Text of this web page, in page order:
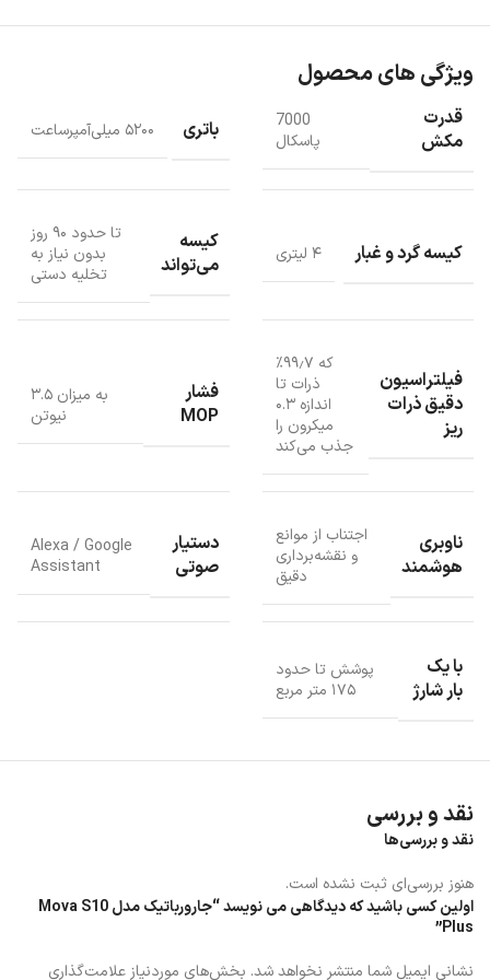
کیسه گرد و غبار با تخلیه خودکار
جارورباتیک Mova دارای کیسه گرد و غبار ۴ لیتری با تخلیه خودکار می‌باشد.
ویژگی «DualBoost 2.0» به پایه دستگاه اجازه می‌دهد تا پس از هر بار
جاروکشی، گرد و غبار را به کیسه ۴ لیتری منتقل کند. این کیسه می‌تواند تا
حدود ۹۰ روز بدون نیاز به تخلیه دستی دوام بیاورد. با قابلیت تخلیه
خودکار و mop هوشمند، شما مجبور نیستید بعد از هر بار نظافت به‌طور
ویژگی های محصول
قدرت
مکش
7000
پاسکال
باتری ۵۲۰۰ میلی‌آمپر‌ساعت
کیسه گرد و غبار ۴ لیتری
کیسه
می‌تواند
تا حدود ۹۰ روز
بدون نیاز به
تخلیه دستی
فیلتراسیون
دقیق ذرات
ریز
که ۹۹٫۷٪
ذرات تا
اندازه ۰.۳
میکرون را
جذب می‌کند
فشار
MOP
به میزان ۳.۵
نیوتن
ناوبری
هوشمند
اجتناب از موانع
و نقشه‌برداری
دقیق
دستیار
صوتی
Alexa / Google
Assistant
با یک
بار شارژ
پوشش تا حدود
۱۷۵ متر مربع
نقد و بررسی
نقد و بررسی‌ها
هنوز بررسی‌ای ثبت نشده است.
اولین کسی باشید که دیدگاهی می نویسد “جارورباتیک مدل Mova S10
Plus”
نشانی ایمیل شما منتشر نخواهد شد. بخش‌های موردنیاز علامت‌گذاری